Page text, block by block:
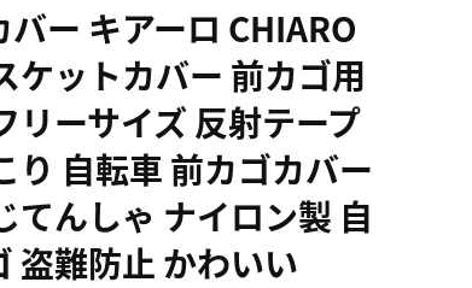
ー キアーロ CHIARO
ケットカバー 前カゴ用
リーサイズ 反射テープ
り 自転車 前カゴカバー
てんしゃ ナイロン製 自
盗難防止 かわいい